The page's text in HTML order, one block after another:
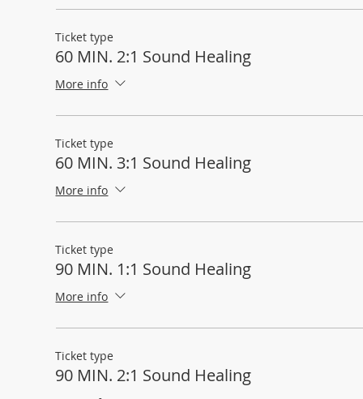
Ticket type
60 MIN. 2:1 Sound Healing
More info
Ticket type
60 MIN. 3:1 Sound Healing
More info
Ticket type
90 MIN. 1:1 Sound Healing
More info
Ticket type
90 MIN. 2:1 Sound Healing